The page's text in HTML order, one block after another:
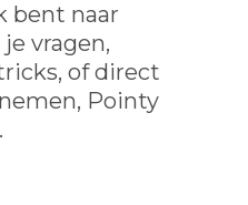
bent naar
vragen,
of direct
Pointy